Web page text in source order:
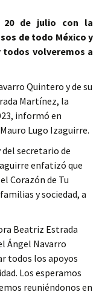
de julio con la
de todo México y
todos volveremos a
Quintero y de su
Martínez, la
informó en
Lugo Izaguirre.
secretario de
enfatizó que
Corazón de Tu
y sociedad, a
Beatriz Estrada
Ángel Navarro
todos los apoyos
Los esperamos
reuniéndonos en